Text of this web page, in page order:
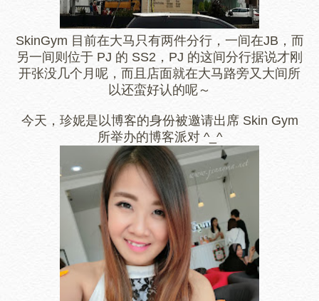
SkinGym 目前在大马只有两件分行，一间在JB，而
另一间则位于 PJ 的 SS2，PJ 的这间分行据说才刚
开张没几个月呢，而且店面就在大马路旁又大间所
以还蛮好认的呢～
今天，珍妮是以博客的身份被邀请出席 Skin Gym
所举办的博客派对 ^_^